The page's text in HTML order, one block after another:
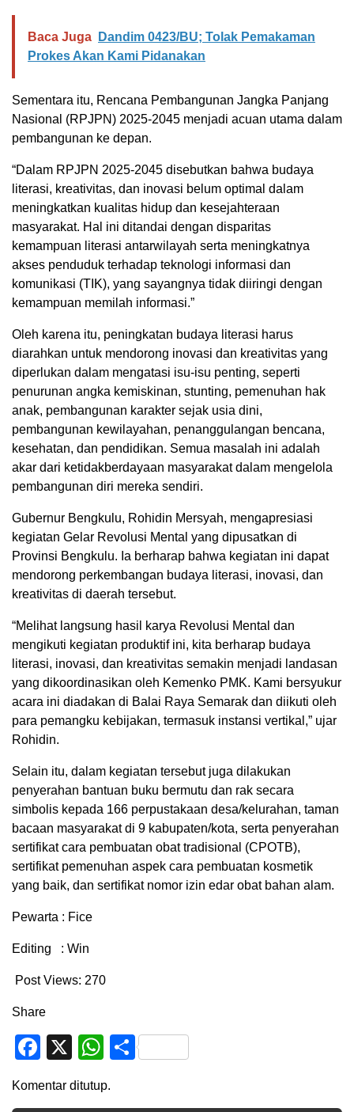
Baca Juga
Dandim 0423/BU; Tolak Pemakaman
Prokes Akan Kami Pidanakan
Sementara itu, Rencana Pembangunan Jangka Panjang
Nasional (RPJPN) 2025-2045 menjadi acuan utama dalam
pembangunan ke depan.
“Dalam RPJPN 2025-2045 disebutkan bahwa budaya
literasi, kreativitas, dan inovasi belum optimal dalam
meningkatkan kualitas hidup dan kesejahteraan
masyarakat. Hal ini ditandai dengan disparitas
kemampuan literasi antarwilayah serta meningkatnya
akses penduduk terhadap teknologi informasi dan
komunikasi (TIK), yang sayangnya tidak diiringi dengan
kemampuan memilah informasi.”
Oleh karena itu, peningkatan budaya literasi harus
diarahkan untuk mendorong inovasi dan kreativitas yang
diperlukan dalam mengatasi isu-isu penting, seperti
penurunan angka kemiskinan, stunting, pemenuhan hak
anak, pembangunan karakter sejak usia dini,
pembangunan kewilayahan, penanggulangan bencana,
kesehatan, dan pendidikan. Semua masalah ini adalah
akar dari ketidakberdayaan masyarakat dalam mengelola
pembangunan diri mereka sendiri.
Gubernur Bengkulu, Rohidin Mersyah, mengapresiasi
kegiatan Gelar Revolusi Mental yang dipusatkan di
Provinsi Bengkulu. Ia berharap bahwa kegiatan ini dapat
mendorong perkembangan budaya literasi, inovasi, dan
kreativitas di daerah tersebut.
“Melihat langsung hasil karya Revolusi Mental dan
mengikuti kegiatan produktif ini, kita berharap budaya
literasi, inovasi, dan kreativitas semakin menjadi landasan
yang dikoordinasikan oleh Kemenko PMK. Kami bersyukur
acara ini diadakan di Balai Raya Semarak dan diikuti oleh
para pemangku kebijakan, termasuk instansi vertikal,” ujar
Rohidin.
Selain itu, dalam kegiatan tersebut juga dilakukan
penyerahan bantuan buku bermutu dan rak secara
simbolis kepada 166 perpustakaan desa/kelurahan, taman
bacaan masyarakat di 9 kabupaten/kota, serta penyerahan
sertifikat cara pembuatan obat tradisional (CPOTB),
sertifikat pemenuhan aspek cara pembuatan kosmetik
yang baik, dan sertifikat nomor izin edar obat bahan alam.
Pewarta : Fice
Editing : Win
Post Views: 270
Share
Facebook
X WhatsApp
Share
Komentar ditutup.